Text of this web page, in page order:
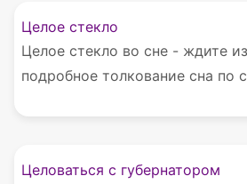
Целое стекло
Целое стекло во сне - ждите
подробное толкование сна по
Целоваться с губернатором